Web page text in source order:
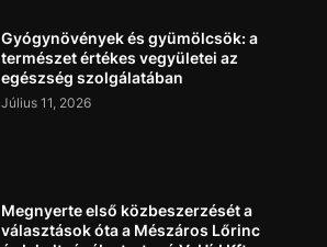
Gyógynövények és gyümölcsök: a
természet értékes vegyületei az
egészség szolgálatában
Július 11, 2026
Megnyerte első közbeszerzését a
választások óta a Mészáros Lőrinc